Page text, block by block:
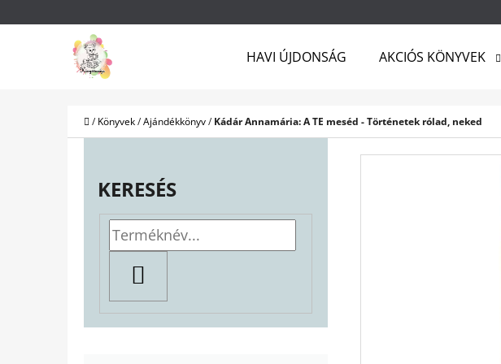
HAVI ÚJDONSÁG AKCIÓS KÖNYVEK
Kezdőlap
/ Könyvek/Ajándékkönyv/ Kádár Annamária: A TE meséd - Történetek rólad, neked
KERESÉS
Vissza
a boltba
Vissza
a boltba